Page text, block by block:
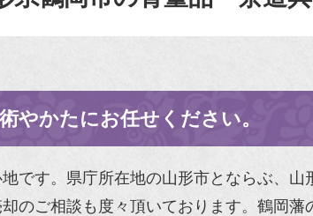
やかたにお任せください。
です。県庁所在地の山形市とならぶ、
のご相談も度々頂いております。鶴岡藩